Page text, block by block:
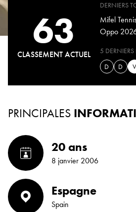
63
CLASSEMENT ACTUEL
DERNIERS
Mifel
Oppo
5 DERNIERS
D
D V
PRINCIPALES
20 ans
8 janvier 2006
Espagne
Spain